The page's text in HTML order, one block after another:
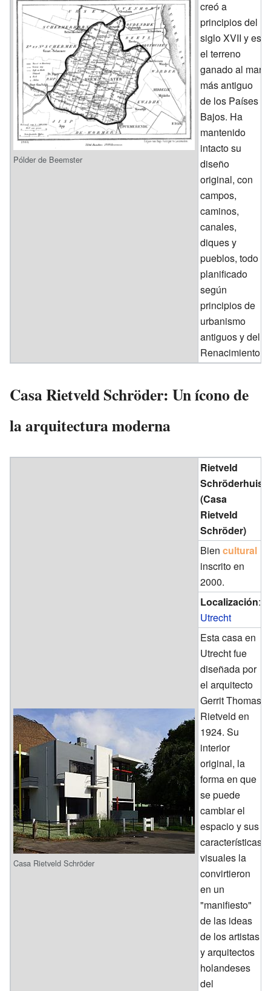
Pólder de Beemster
creó a
principios del
siglo XVII y es
el terreno
ganado al mar
más antiguo
de los Países
Bajos. Ha
mantenido
intacto su
diseño
original, con
campos,
caminos,
canales,
diques y
pueblos, todo
planificado
según
principios de
urbanismo
antiguos y del
Renacimiento.
Casa Rietveld Schröder: Un ícono de
la arquitectura moderna
Casa Rietveld Schröder
Rietveld
Schröderhuis
(Casa
Rietveld
Schröder)
Biencultural
inscrito en
2000.
Localización:
Utrecht
Esta casa en
Utrecht fue
diseñada por
el arquitecto
Gerrit Thomas
Rietveld en
1924. Su
interior
original, la
forma en que
se puede
cambiar el
espacio y sus
características
visuales la
convirtieron
en un
"manifiesto"
de las ideas
de los artistas
y arquitectos
holandeses
del